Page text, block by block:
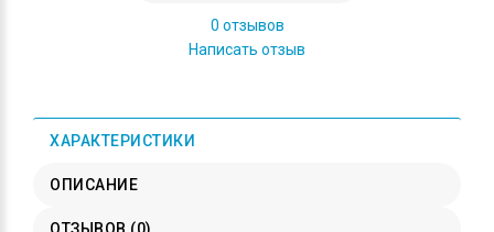
0 отзывов
Написать отзыв
ХАРАКТЕРИСТИКИ
ОПИСАНИЕ
ОТЗЫВОВ (0)